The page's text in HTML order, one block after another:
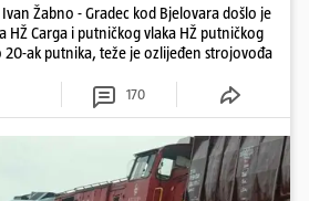
Žabno - Gradec kod Bjelovara došlo je
HŽ Carga i putničkog vlaka HŽ putničkog
20-ak putnika, teže je ozlijeđen strojovođa
170